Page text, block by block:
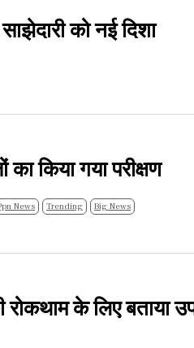
को नई दिशा
किया गया परीक्षण
News Trending Big News
के लिए बताया